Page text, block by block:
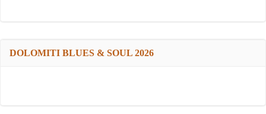
DOLOMITI BLUES & SOUL 2026